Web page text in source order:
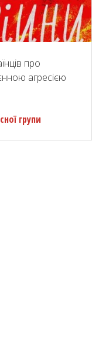
про
агресією
групи